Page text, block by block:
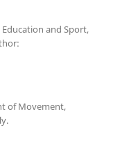
and Sport,
of Movement,